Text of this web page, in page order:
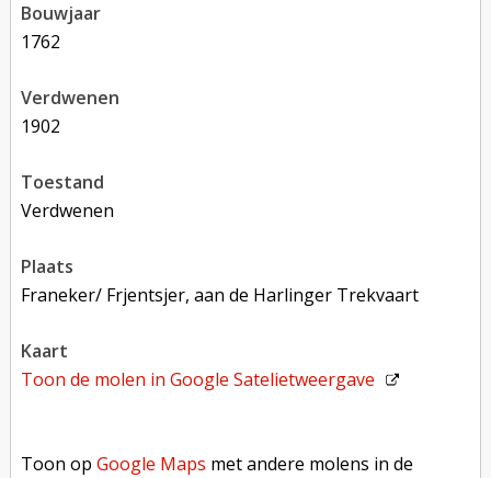
bouwjaar
1762
verdwenen
1902
toestand
verdwenen
plaats
Franeker/ Frjentsjer, aan de Harlinger Trekvaart
kaart
Toon de molen inGoogle Satelietweergave
Toon opGoogle Maps met andere molens in de